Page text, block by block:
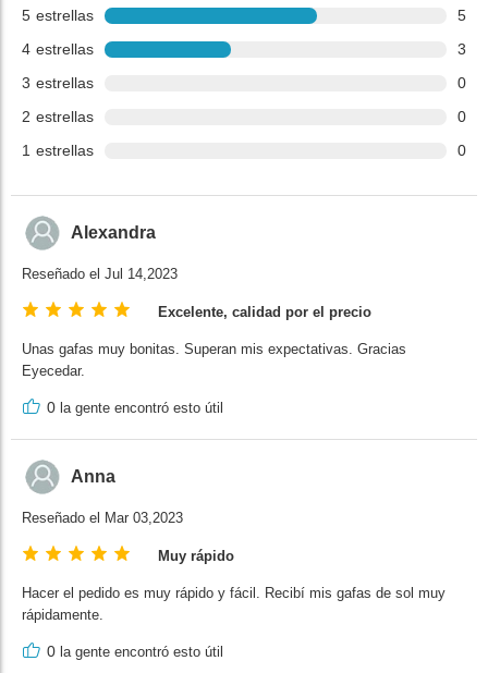
5 estrellas
5
4 estrellas
3
3 estrellas
0
2 estrellas
0
1 estrellas 0
Alexandra
Reseñado el Jul 14,2023
Excelente, calidad por el precio
Unas gafas muy bonitas. Superan mis expectativas. Gracias
Eyecedar.
0 la gente encontró esto útil
Anna
Reseñado el Mar 03,2023
Muy rápido
Hacer el pedido es muy rápido y fácil. Recibí mis gafas de sol muy
rápidamente.
0 la gente encontró esto útil